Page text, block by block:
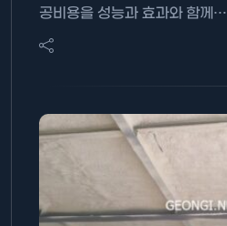
공비용을 성능과 효과와 함께…